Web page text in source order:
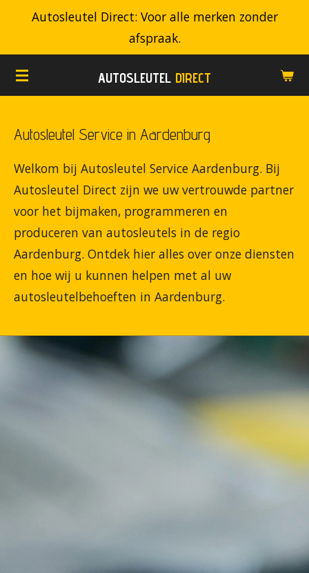
de
AUTOSLEUTEL DIRECT
Autosleutel Direct: Voor alle merken zonder
afspraak.
Autosleutel Service in Aardenburg
Welkom bij Autosleutel Service Aardenburg. Bij
Autosleutel Direct zijn we uw vertrouwde partner
voor het bijmaken, programmeren en
produceren van autosleutels in de regio
Aardenburg. Ontdek hier alles over onze diensten
en hoe wij u kunnen helpen met al uw
autosleutelbehoeften in Aardenburg.